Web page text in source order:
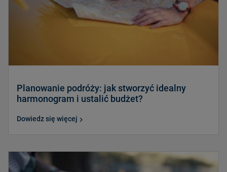
Planowanie podróży: jak stworzyć idealny
harmonogram i ustalić budżet?
Dowiedz się więcej